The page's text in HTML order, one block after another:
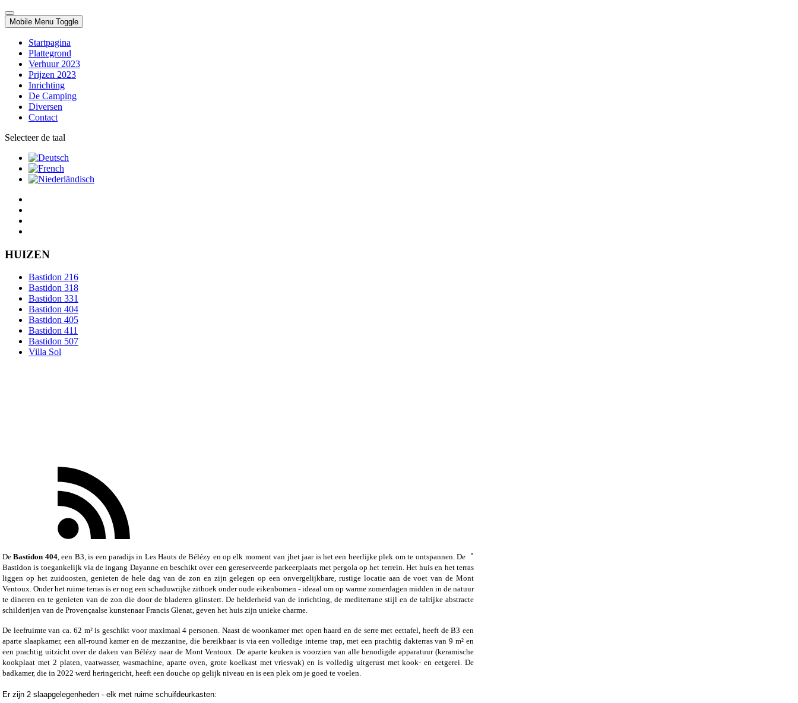
Mobile Menu Toggle
Startpagina
Plattegrond
Verhuur 2023
Prijzen 2023
Inrichting
De Camping
Diversen
Contact
Selecteer de taal
HUIZEN
Bastidon 216
Bastidon 318
Bastidon 331
Bastidon 404
Bastidon 405
Bastidon 411
Bastidon 507
Villa Sol
DeBastidon 404, een B3, is een paradijs in Les Hauts de Bélézy en op elk moment van jhet jaar is het een heerlijke plek om te ontspannen. De
Bastidon is toegankelijk via de ingang Dayanne en beschikt over een gereserveerde parkeerplaats met pergola op het terrein. Het huis en het terras
liggen op het zuidoosten, genieten de hele dag van de zon en zijn gelegen op een onvergelijkbare, rustige locatie aan de voet van de Mont
Ventoux. Onder het ruime terras is er nog een schaduwrijke zithoek onder oude eikenbomen - ideaal om op warme zomerdagen midden in de natuur
te dineren en te genieten van de zon die door de bladeren glinstert. De helderheid van de inrichting, de mediterrane stijl en de talrijke abstracte
schilderijen van de Provençaalse kunstenaar Francis Glenat, geven het huis zijn unieke charme.
De leefruimte van ca. 62 m² is geschikt voor maximaal 4 personen. Naast de woonkamer met open haard en de serre met eettafel, heeft de B3 een
aparte slaapkamer, een all-round kamer en de mezzanine, die bereikbaar is via een volledige interne trap, met een prachtig dakterras van 9 m² en
een prachtig uitzicht over de daken van Bélézy naar de Mont Ventoux. De aparte keuken is voorzien van alle benodigde apparatuur (keramische
kookplaat met 2 platen, vaatwasser, wasmachine, aparte oven, grote koelkast met vriesvak) en is volledig uitgerust met kook- en eetgerei. De
badkamer, die in 2022 werd heringericht, heeft een douche op gelijk niveau en is een plek om je goed te voelen.
Er zijn 2 slaapgelegenheden - elk met ruime schuifdeurkasten: